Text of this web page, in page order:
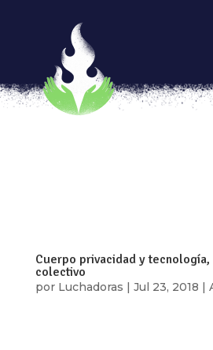
Ada Lovelace, la hechicera de
porMarianne Teixido
feminista
via GIPHY A finales del siglo
Cuerpo privacidad y
colectivo
por Luchadoras | Jul 23, 2018 |